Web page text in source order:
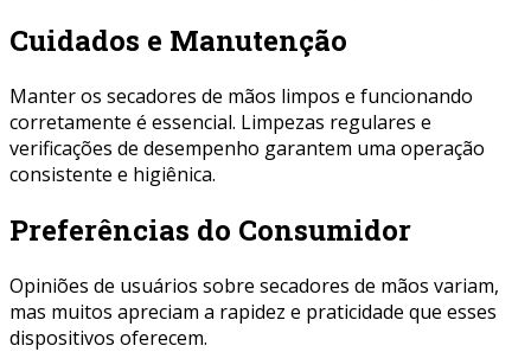
Cuidados e Manutenção
Manter os secadores de mãos limpos e funcionando
corretamente é essencial. Limpezas regulares e
verificações de desempenho garantem uma operação
consistente e higiênica.
Preferências do Consumidor
Opiniões de usuários sobre secadores de mãos variam,
mas muitos apreciam a rapidez e praticidade que esses
dispositivos oferecem.